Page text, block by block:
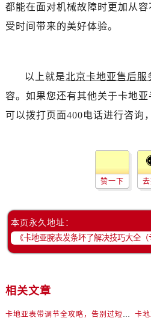
都能在面对机械故障时更加从
受时间带来的美好体验。
以上就是北京卡地亚售后服
容。如果您还有其他关于卡地亚
可以拨打页面400电话进行咨询
赞一下 去
本页永久地址：
相关文章
卡地亚表带调节全攻略，告别过短烦恼